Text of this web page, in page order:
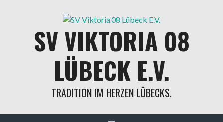
SV VIKTORIA 08
LÜBECK E.V.
TRADITION IM HERZEN LÜBECKS.